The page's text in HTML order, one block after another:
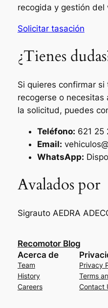
recogida y gestión del
Solicitar tasación
¿Tienes
Si quieres confirmar
recogerse o
la solicitud, puedes
Teléfono: 621 25
Email:
WhatsApp:
Avalados por
Sigrauto AEDRA
Recomotor Blog
Acerca de
Team
History
Careers
Privacy
Terms
Contact